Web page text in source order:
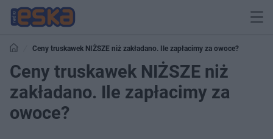
Ceny truskawek NIŻSZE niż zakładano. Ile zapłacimy za owoce?
Ceny truskawek NIŻSZE niż
zakładano. Ile zapłacimy za
owoce?